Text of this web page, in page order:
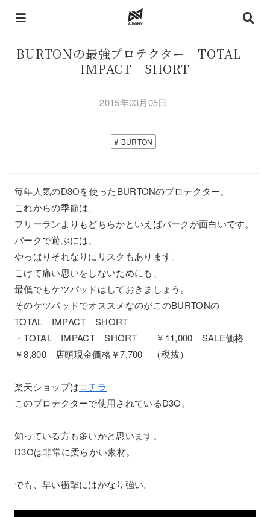
BURTONの最強プロテクター TOTAL
IMPACT SHORT
2015年03月05日
BURTON
毎年人気のD3Oを使ったBURTONのプロテクター。
これからの季節は、
フリーランよりもどちらかといえばパークが面白いです。
パークで遊ぶには、
やっぱりそれなりにリスクもあります。
こけて痛い思いをしないためにも、
最低でもケツパッドはしておきましょう。
そのケツパッドでオススメなのがこのBURTONの
TOTAL IMPACT SHORT
・TOTAL IMPACT SHORT ￥11,000 SALE価格
￥8,800 店頭現金価格￥7,700 （税抜）
楽天ショップはコチラ
このプロテクターで使用されているD3O。
知っている方も多いかと思います。
D3Oは非常に柔らかい素材。
でも、早い衝撃にはかなり強い。